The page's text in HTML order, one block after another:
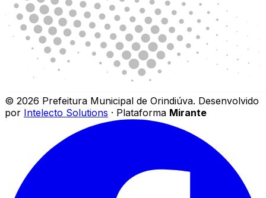
© 2026 Prefeitura Municipal de Orindiúva. Desenvolvido
por Intelecto Solutions · Plataforma Mirante